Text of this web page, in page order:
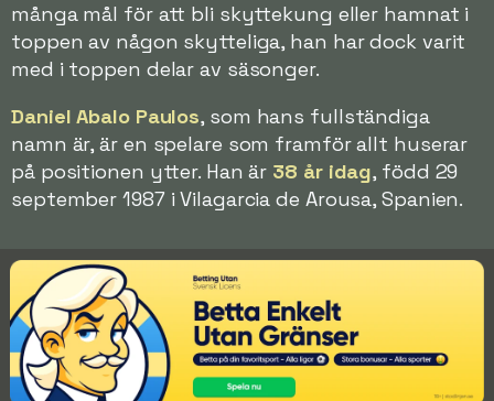
många mål för att bli skyttekung eller hamnat i
toppen av någon skytteliga, han har dock varit
med i toppen delar av säsonger.
Daniel Abalo Paulos, som hans fullständiga
namn är, är en spelare som framför allt huserar
på positionen ytter. Han är 38 år idag, född 29
september 1987 i Vilagarcia de Arousa, Spanien.